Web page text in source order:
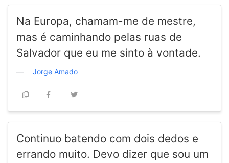
Na Europa, chamam-me de mestre,
mas é caminhando pelas ruas de
Salvador que eu me sinto à vontade.
Jorge Amado
Continuo batendo com dois dedos e
errando muito. Devo dizer que sou um